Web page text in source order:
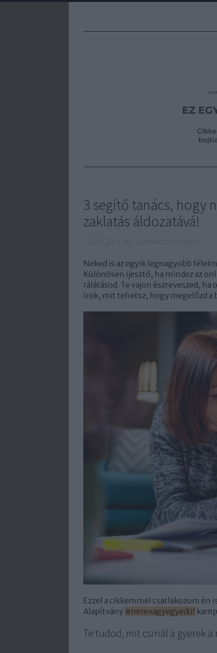
3 segítő tanács, hogy
zaklatás áldozatává!
Neked is az egyik legnagyobb
Különösen ijesztő, ha mindez az
rálátásod. Te vajon észreveszed, ha
írok, mit tehetsz, hogy megelőzd a
Ezzel a cikkemmel csatlakozom én
Alapítvány #nemvagyegyedül
Te tudod, mit csinál a gyerek a